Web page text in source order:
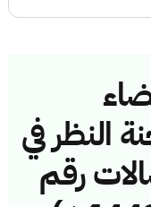
النظر في
رقم